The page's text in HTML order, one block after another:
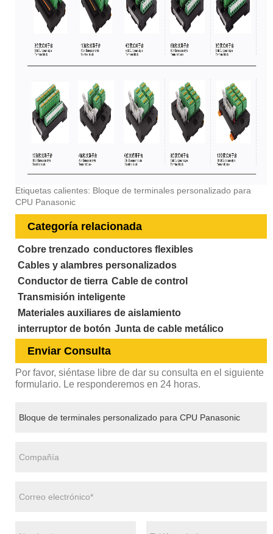
Etiquetas calientes: Bloque de terminales personalizado para
CPU Panasonic
Categoría relacionada
Cobre trenzado conductores flexibles
Cables y alambres personalizados
Conductor de tierra Cable de control
Transmisión inteligente
Materiales auxiliares de aislamiento
interruptor de botón Junta de cable metálico
Enviar Consulta
Por favor, siéntase libre de dar su consulta en el siguiente
formulario. Le responderemos en 24 horas.